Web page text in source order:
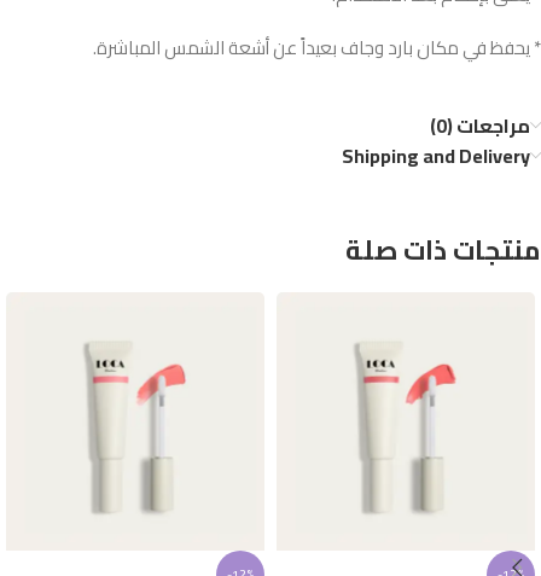
* يحفظ في مكان بارد وجاف بعيداً عن أشعة الشمس المباشرة.
مراجعات (0)
Shipping and Delivery
منتجات ذات صلة